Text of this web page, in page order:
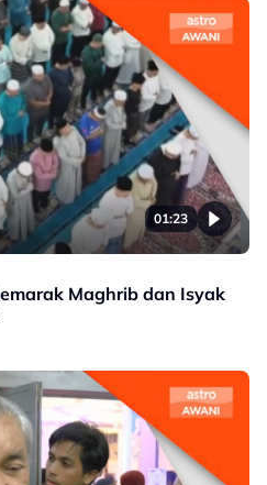
01:23
Maghrib dan Isyak